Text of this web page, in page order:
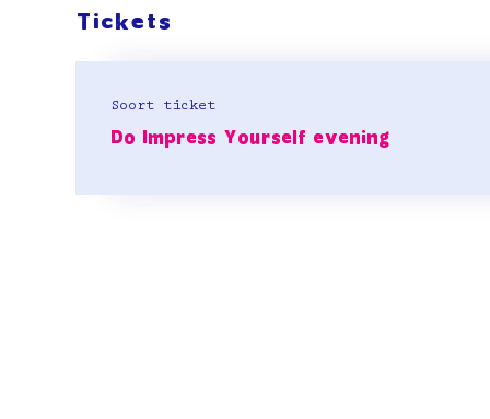
Tickets
Soort ticket
Do Impress Yourself evening